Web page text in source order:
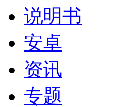
说明书
安卓
资讯
专题